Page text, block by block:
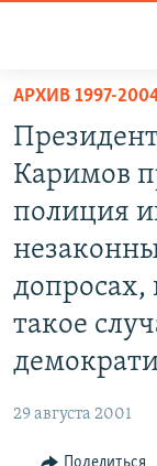
доступа
Вернуться
основному
содержанию
главной
навигации
ПОДКАСТЫ
АВТОРСКИЕ
МНЕНИЯ
КУЛЬТУРА
IDEL.РЕАЛИИ
АРХИВ 1997-
Каримов
полиция
допросах,
такое
29 августа 2001